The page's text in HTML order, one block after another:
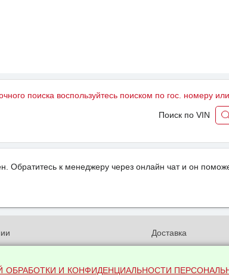
поиска воспользуйтесь поиском по гос. номеру
Поиск по VIN
Обратитесь к менеджеру через онлайн чат и он
Доставка
Оплата и возвраты
ОБРАБОТКИ И КОНФИДЕНЦИАЛЬНОСТИ